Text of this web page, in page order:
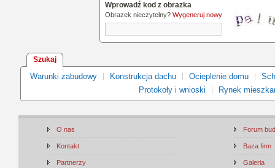
Wprowadź kod z obrazka
Obrazek nieczytelny? Wygeneruj nowy
Szukaj
Warunki zabudowy Konstrukcja dachu Ocieplenie domu
Protokoły i wnioski
Rynek
O nas
Kontakt
Partnerzy
Forum
Baza firm
Galeria